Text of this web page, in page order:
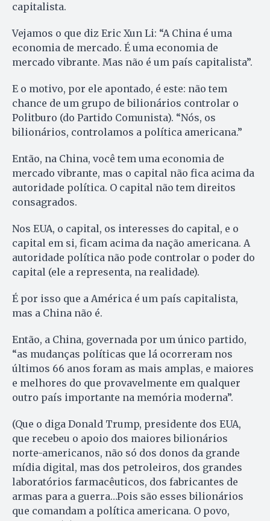
capitalista.
Vejamos o que diz Eric Xun Li: “A China é uma
economia de mercado. É uma economia de
mercado vibrante. Mas não é um país capitalista”.
E o motivo, por ele apontado, é este: não tem
chance de um grupo de bilionários controlar o
Politburo (do Partido Comunista). “Nós, os
bilionários, controlamos a política americana.”
Então, na China, você tem uma economia de
mercado vibrante, mas o capital não fica acima da
autoridade política. O capital não tem direitos
consagrados.
Nos EUA, o capital, os interesses do capital, e o
capital em si, ficam acima da nação americana. A
autoridade política não pode controlar o poder do
capital (ele a representa, na realidade).
É por isso que a América é um país capitalista,
mas a China não é.
Então, a China, governada por um único partido,
“as mudanças políticas que lá ocorreram nos
últimos 66 anos foram as mais amplas, e maiores
e melhores do que provavelmente em qualquer
outro país importante na memória moderna”.
(Que o diga Donald Trump, presidente dos EUA,
que recebeu o apoio dos maiores bilionários
norte-americanos, não só dos donos da grande
mídia digital, mas dos petroleiros, dos grandes
laboratórios farmacêuticos, dos fabricantes de
armas para a guerra…Pois são esses bilionários
que comandam a política americana. O povo,